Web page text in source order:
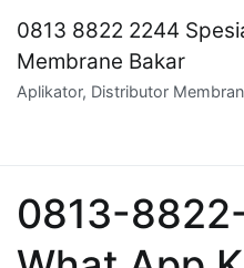
content
0813 8822 2244
Membrane Bakar
Aplikator, Distributor
0813-